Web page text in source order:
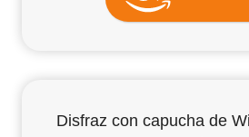
Disfraz con capucha de